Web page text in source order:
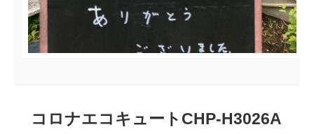
コロナエコキュートCHP-H3026A